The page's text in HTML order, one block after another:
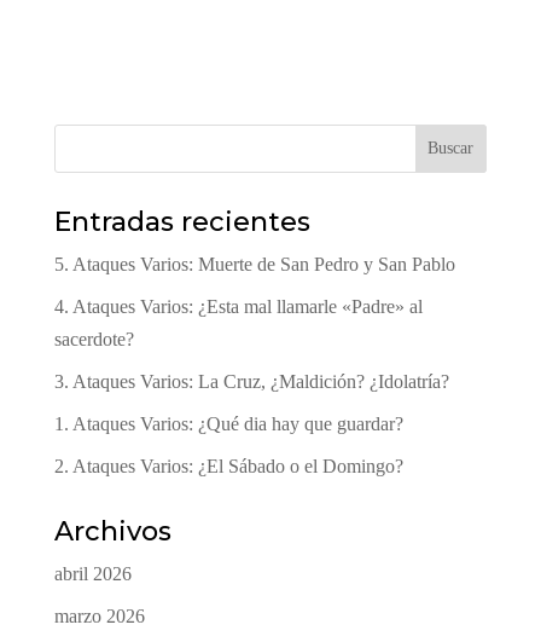
Buscar
Entradas recientes
5. Ataques Varios: Muerte de San Pedro y San Pablo
4. Ataques Varios: ¿Esta mal llamarle «Padre» al
sacerdote?
3. Ataques Varios: La Cruz, ¿Maldición? ¿Idolatría?
1. Ataques Varios: ¿Qué dia hay que guardar?
2. Ataques Varios: ¿El Sábado o el Domingo?
Archivos
abril 2026
marzo 2026